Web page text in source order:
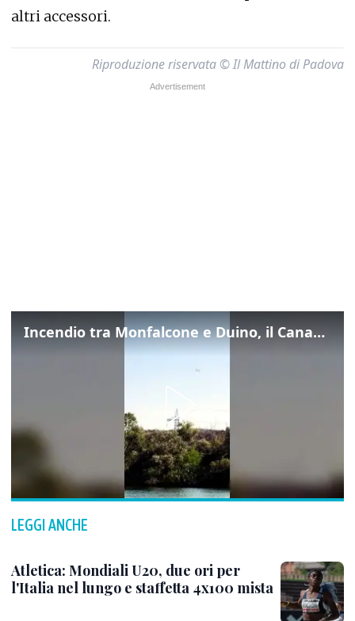
altri accessori.
Riproduzione riservata © Il Mattino di Padova
Incendio tra Monfalcone e Duino, il Canadair in azione per fermare le fiamme sul fronte dell’A4
LEGGI ANCHE
Atletica: Mondiali U20, due ori per
l'Italia nel lungo e staffetta 4x100 mista